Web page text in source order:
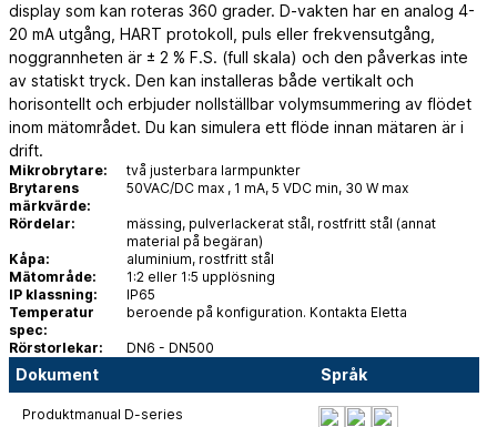
display som kan roteras 360 grader. D-vakten har en analog 4-
20 mA utgång, HART protokoll, puls eller frekvensutgång,
noggrannheten är ± 2 % F.S. (full skala) och den påverkas inte
av statiskt tryck. Den kan installeras både vertikalt och
horisontellt och erbjuder nollställbar volymsummering av flödet
inom mätområdet. Du kan simulera ett flöde innan mätaren är i
drift.
Mikrobrytare:
två justerbara larmpunkter
Brytarens
märkvärde:
50VAC/DC max , 1 mA, 5 VDC min, 30 W max
Rördelar:
mässing, pulverlackerat stål, rostfritt stål (annat
material på begäran)
Kåpa:
aluminium, rostfritt stål
Mätområde:
1:2 eller 1:5 upplösning
IP klassning:
IP65
Temperatur
spec:
beroende på konfiguration. Kontakta Eletta
Rörstorlekar: DN6 - DN500
Dokument Språk
Produktmanual D-series